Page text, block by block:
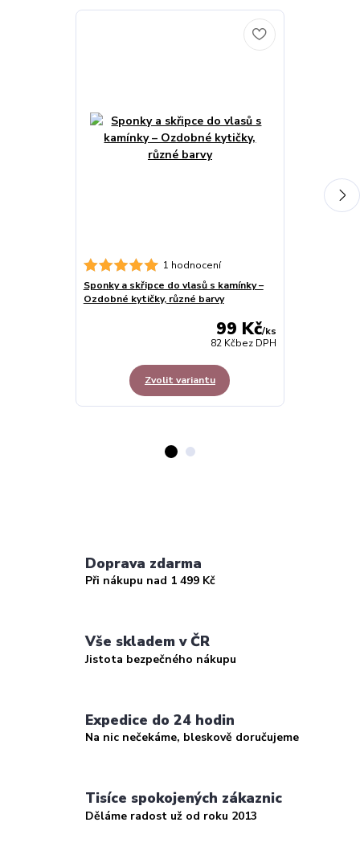
1 hodnocení
Sponky a skřipce do vlasů s kamínky –
Ozdobné kytičky, různé barvy
99 Kč/ks
82 Kčbez DPH
Zvolit variantu
Doprava zdarma
Při nákupu nad 1 499 Kč
Vše skladem v ČR
Jistota bezpečného nákupu
Expedice do 24 hodin
Na nic nečekáme, bleskově doručujeme
Tisíce spokojených zákaznic
Děláme radost už od roku 2013